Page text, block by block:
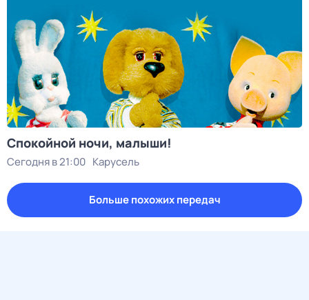
Спокойной ночи, малыши!
Сегодня в 21:00 Карусель
Больше похожих передач